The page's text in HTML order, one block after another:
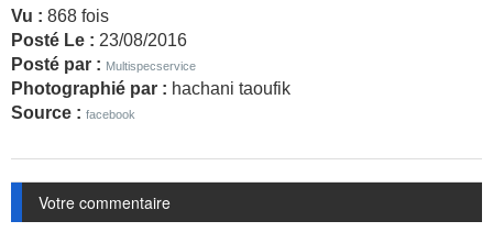
Vu : 868 fois
Posté Le : 23/08/2016
Posté par : Multispecservice
Photographié par : hachani taoufik
Source : facebook
Votre commentaire